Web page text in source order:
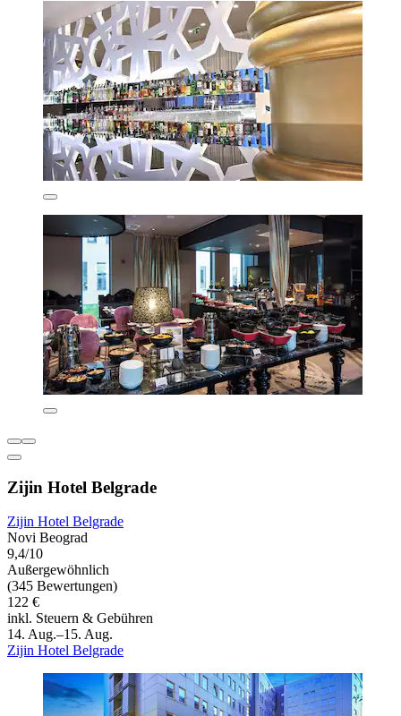
Zijin Hotel Belgrade
Zijin Hotel Belgrade
Novi Beograd
9,4/10
Außergewöhnlich
(345 Bewertungen)
122 €
inkl. Steuern & Gebühren
14. Aug.–15. Aug.
Zijin Hotel Belgrade